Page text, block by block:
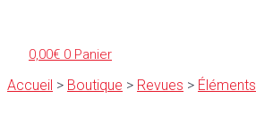
0,00€ 0 Panier
Accueil > Boutique > Revues > Éléments